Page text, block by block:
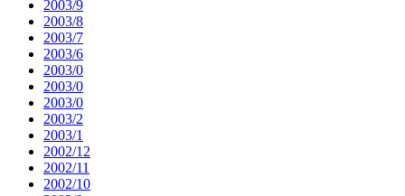
2003/9
2003/8
2003/7
2003/6
2003/0
2003/0
2003/0
2003/2
2003/1
2002/12
2002/11
2002/10